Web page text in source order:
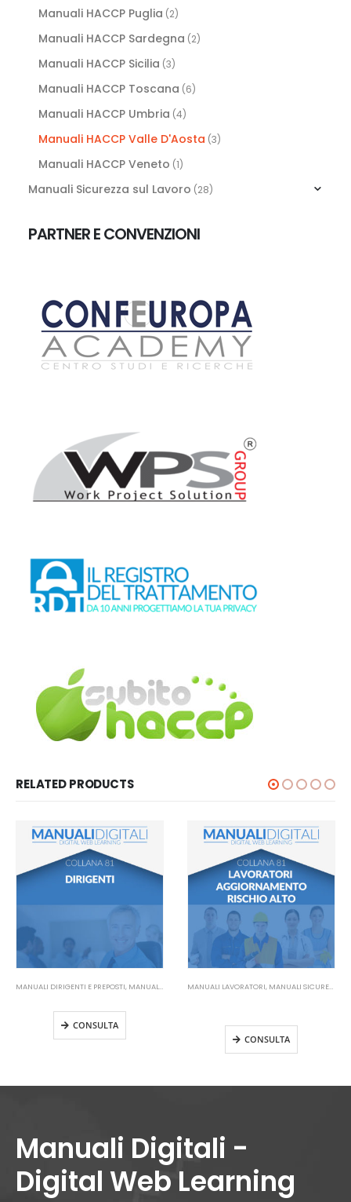
Manuali HACCP Puglia (2)
Manuali HACCP Sardegna (2)
Manuali HACCP Sicilia (3)
Manuali HACCP Toscana (6)
Manuali HACCP Umbria (4)
Manuali HACCP Valle D'Aosta (3)
Manuali HACCP Veneto (1)
Manuali Sicurezza sul Lavoro (28)
PARTNER E CONVENZIONI
RELATED PRODUCTS
MANUALI DIRIGENTI E PREPOSTI, MANUALI SICUREZZA SUL LAVORO
CONSULTA
MANUALI LAVORATORI, MANUALI SICUREZZA SUL LAVORO
CONSULTA
Manuali Digitali -
Digital Web Learning